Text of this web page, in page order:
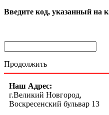
Введите код, указанный на
Продолжить
Наш Адрес:
г.Великий Новгород,
Воскресенский бульвар 13